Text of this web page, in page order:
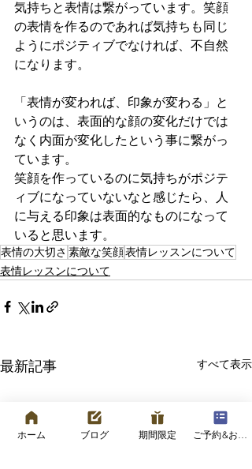
気持ちと表情は繋がっています。笑顔
の表情を作るのであれば気持ちも同じ
ようにポジティブでなければ、不自然
になります。
「表情が変われば、印象が変わる」と
いうのは、表面的な顔の変化だけでは
なく内面が変化したという事に繋がっ
ています。
笑顔を作っているのに気持ちがポジテ
ィブになっていないなと感じたら、人
に与える印象は表面的なものになって
いると思います。
表情の大切さ 素敵な笑顔表情レッスンについて
表情レッスンについて
最新記事 すべて表示
ホーム ブログ 期間限定